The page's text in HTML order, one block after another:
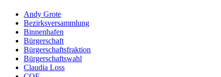
Andy Grote
Bezirksversammlung
Binnenhafen
Bürgerschaft
Bürgerschaftsfraktion
Bürgerschaftswahl
Claudia Loss